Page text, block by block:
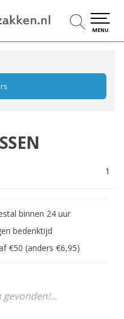
MENU
1
binnen 24 uur
bedenktijd
€50 (anders €6,95)